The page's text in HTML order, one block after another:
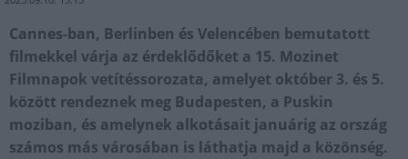
Cannes-ban, Berlinben és Velencében bemutatott
filmekkel várja az érdeklődőket a 15. Mozinet
Filmnapok vetítéssorozata, amelyet október 3. és 5.
között rendeznek meg Budapesten, a Puskin
moziban, és amelynek alkotásait januárig az ország
számos más városában is láthatja majd a közönség.